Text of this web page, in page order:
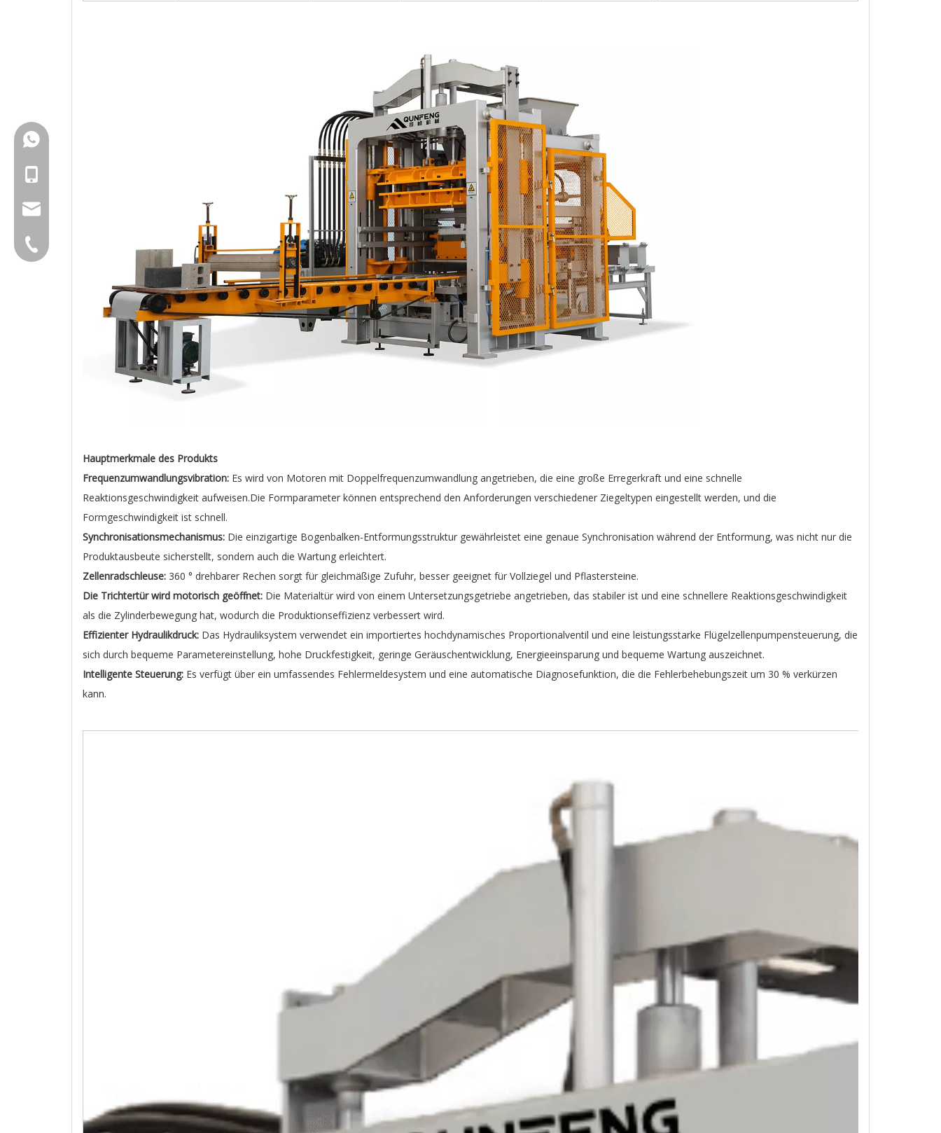
Hauptmerkmale des Produkts
Frequenzumwandlungsvibration: Es wird von Motoren mit Doppelfrequenzumwandlung angetrieben, die eine große Erregerkraft und eine schnelle
Reaktionsgeschwindigkeit aufweisen.Die Formparameter können entsprechend den Anforderungen verschiedener Ziegeltypen eingestellt werden, und die
Formgeschwindigkeit ist schnell.
Synchronisationsmechanismus: Die einzigartige Bogenbalken-Entformungsstruktur gewährleistet eine genaue Synchronisation während der Entformung, was nicht nur die
Produktausbeute sicherstellt, sondern auch die Wartung erleichtert.
Zellenradschleuse: 360 ° drehbarer Rechen sorgt für gleichmäßige Zufuhr, besser geeignet für Vollziegel und Pflastersteine.
Die Trichtertür wird motorisch geöffnet: Die Materialtür wird von einem Untersetzungsgetriebe angetrieben, das stabiler ist und eine schnellere Reaktionsgeschwindigkeit
als die Zylinderbewegung hat, wodurch die Produktionseffizienz verbessert wird.
Effizienter Hydraulikdruck: Das Hydrauliksystem verwendet ein importiertes hochdynamisches Proportionalventil und eine leistungsstarke Flügelzellenpumpensteuerung, die
sich durch bequeme Parametereinstellung, hohe Druckfestigkeit, geringe Geräuschentwicklung, Energieeinsparung und bequeme Wartung auszeichnet.
Intelligente Steuerung: Es verfügt über ein umfassendes Fehlermeldesystem und eine automatische Diagnosefunktion, die die Fehlerbehebungszeit um 30 % verkürzen
kann.